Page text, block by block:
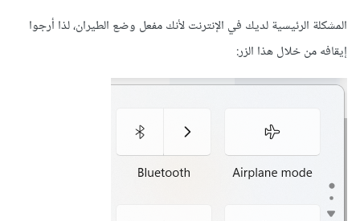
المشكلة الرئيسية لديك في الإنترنت لأنك مفعل وضع الطيران، لذا أرجوا
إيقافه من خلال هذا الزر: